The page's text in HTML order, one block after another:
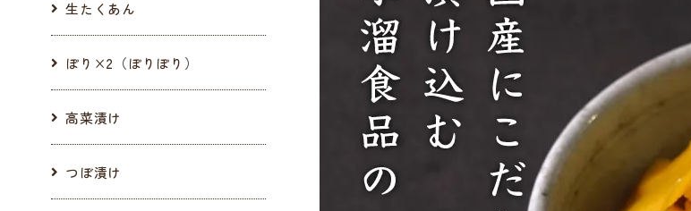
生たくあん
ぽり×2（ぽりぽり）
高菜漬け
つぼ漬け